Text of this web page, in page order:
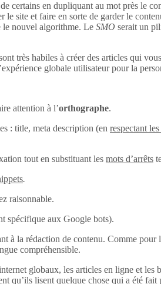
certains en dupliquant au mot près le
site et faire en sorte de garder le
le nouvel algorithme. Le SMO serait un
très habiles à créer des articles qui
globale utilisateur pour la
attention à l’orthographe.
: title, meta description (en respectant
tout en substituant les mots d’arrêts
.
raisonnable.
spécifique aux Google bots).
la rédaction de contenu. Comme
compréhensible.
globaux, les articles en ligne et
qu’ils lisent quelque chose qui a été